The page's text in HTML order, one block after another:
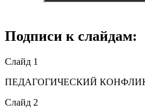
Подписи к слайдам:
Слайд 1
ПЕДАГОГИЧЕСКИЙ
Слайд 2